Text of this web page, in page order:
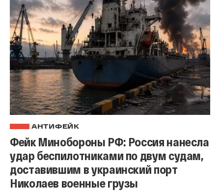
АНТИФЕЙК
Фейк Минобороны РФ: Россия нанесла
удар беспилотниками по двум судам,
доставившим в украинский порт
Николаев военные грузы